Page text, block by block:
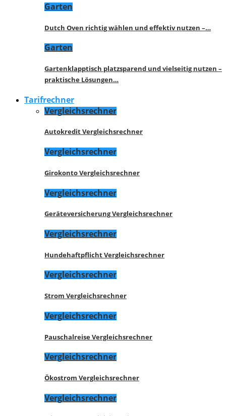
Garten
Dutch Oven richtig wählen und effektiv nutzen –…
Garten
Gartenklapptisch platzsparend und vielseitig nutzen –
praktische Lösungen…
Tarifrechner
Vergleichsrechner
Autokredit Vergleichsrechner
Vergleichsrechner
Girokonto Vergleichsrechner
Vergleichsrechner
Geräteversicherung Vergleichsrechner
Vergleichsrechner
Hundehaftpflicht Vergleichsrechner
Vergleichsrechner
Strom Vergleichsrechner
Vergleichsrechner
Pauschalreise Vergleichsrechner
Vergleichsrechner
Ökostrom Vergleichsrechner
Vergleichsrechner